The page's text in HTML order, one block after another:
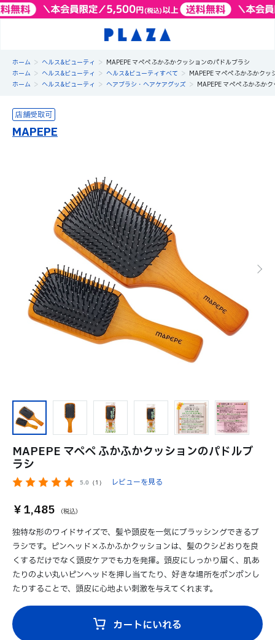
ホーム > ヘルス&ビューティ > MAPEPE マペペ ふかふかクッションのパドルブラシ
ホーム > ヘルス&ビューティ > ヘルス&ビューティすべて > MAPEPE マペペ ふかふかク
ホーム > ヘルス&ビューティ > ヘアブラシ・ヘアケアグッズ > MAPEPE マペペ ふかふか
MAPEPE
MAPEPE マペペ ふかふかクッションのパドルブ
ラシ
5.0 （1） レビューを見る
￥1,485
独特な形のワイドサイズで、髪や頭皮を一気にブラッシングできるブ
ラシです。ピンヘッド×ふかふかクッションは、髪のクシどおりを良
くするだけでなく頭皮ケアでも力を発揮。頭皮にしっかり届く、肌あ
たりのよい丸いピンヘッドを押し当てたり、好きな場所をポンポンし
たりすることで、頭皮に心地よい刺激を与えてくれます。
カートにいれる